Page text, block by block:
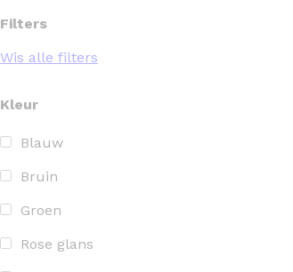
Filters
Wis alle filters
Kleur
Blauw
Bruin
Groen
Rose glans